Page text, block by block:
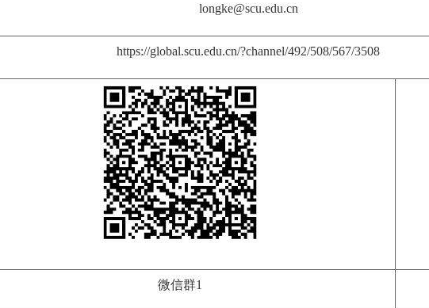
longke@scu.edu.cn
https://global.scu.edu.cn/?channel/492/508/567/3508
微信群1